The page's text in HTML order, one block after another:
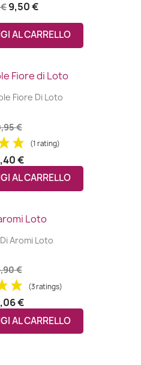
9,50 €
AL CARRELLO
Fiore Di Loto
€
(1 rating)
€
AL CARRELLO
Aromi Loto
€
(3 ratings)
€
AL CARRELLO